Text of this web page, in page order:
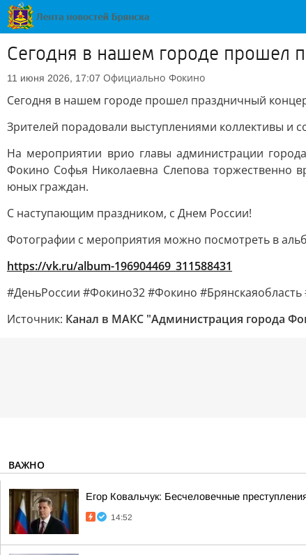
Сегодня в нашем городе прошел
11 июня 2026, 17:07 Официально Фокино
Сегодня в нашем городе прошел праздничный
Зрителей порадовали выступлениями коллективы и
На мероприятии врио главы администрации
Фокино Софья Николаевна Слепова торжественно
юных граждан.
С наступающим праздником, с Днем России!
Фотографии с мероприятия можно посмотреть в
https://vk.ru/album-196904469_311588431
#ДеньРоссии #Фокино32 #Фокино
Источник: Канал в МАКС "Администрация города
ВАЖНО
Егор Ковальчук: Бесчеловечные
14:52